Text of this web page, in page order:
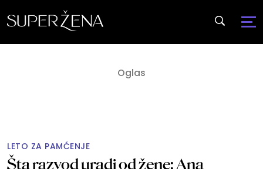
LETO ZA PAMĆENJE
Šta razvod uradi od žene: Ana